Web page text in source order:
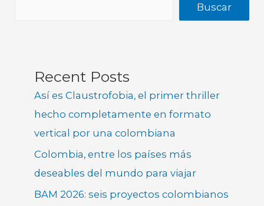
Buscar
Recent Posts
Así es Claustrofobia, el primer thriller
hecho completamente en formato
vertical por una colombiana
Colombia, entre los países más
deseables del mundo para viajar
BAM 2026: seis proyectos colombianos